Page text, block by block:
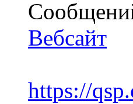
Вебсайт
https://